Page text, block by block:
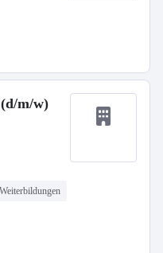
m/w)
Weiterbildungen